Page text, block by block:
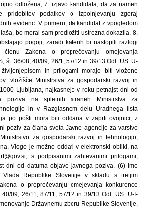
odložena, 7. izjavo kandidata, da za namen
pridobitev podatkov o izpolnjevanju zgoraj
evidenc. V primeru, da kandidat z vpogledom
bo moral sam predložiti ustrezna dokazila, 8.
pogoji, zaradi katerih bi nastopili razlogi
členu Zakona o preprečevanju omejevanja
št. 36/08, 40/09, 26/1, 57/12 in 39/13 Odl. US: U-
in prilogami morajo biti vložene
vložišče Ministrstva za gospodarski razvoj in
Ljubljana, najkasneje v roku petnajst dni od
poziva na spletnih straneh Ministrstva za
in v Razglasnem delu Uradnega lista
po pošti mora biti oddana v zaprti ovojnici, z
poziv za člana sveta Javne agencije za varstvo
za gospodarski razvoj in tehnologijo,
Vlogo je možno oddati v elektronski obliki, na
s podpisanimi zahtevanimi prilogami,
dni od datuma objave javnega poziva. (6) Ime
Vlada Republike Slovenije v skladu s tretjim
o preprečevanju omejevanja konkurence
09, 26/11, 87/11, 57/12 in 39/13 Odl. US: U-I-
Državnemu zboru Republike Slovenije.